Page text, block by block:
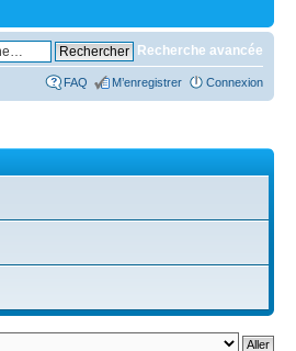
Recherche avancée
FAQ M’enregistrer Connexion